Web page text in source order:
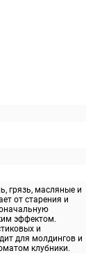
грязь, масляные и
от старения и
эффектом.
и
для молдингов и
клубники.